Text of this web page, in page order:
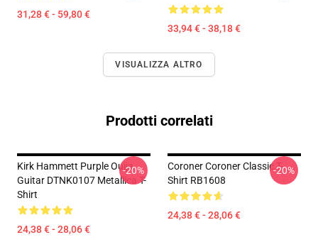
31,28 € - 59,80 €
33,94 € - 38,18 €
VISUALIZZA ALTRO
Prodotti correlati
Kirk Hammett Purple Ouija
Guitar DTNK0107 Metallica T-
Shirt
24,38 € - 28,06 €
-20%
Coroner Coroner Classic T-
Shirt RB1608
24,38 € - 28,06 €
-20%